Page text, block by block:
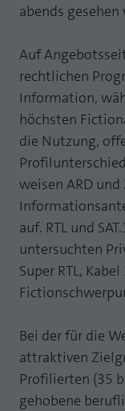
abends gesehen
Auf
rechtlichen
Information,
höchsten
die Nutzung,
weisen ARD
auf. RTL und
untersuchten
Super RTL,
Bei der für die
attraktiven
Profilierten (35
gehobene